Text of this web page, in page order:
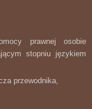
prawnej osobie
stopniu językiem
przewodnika,